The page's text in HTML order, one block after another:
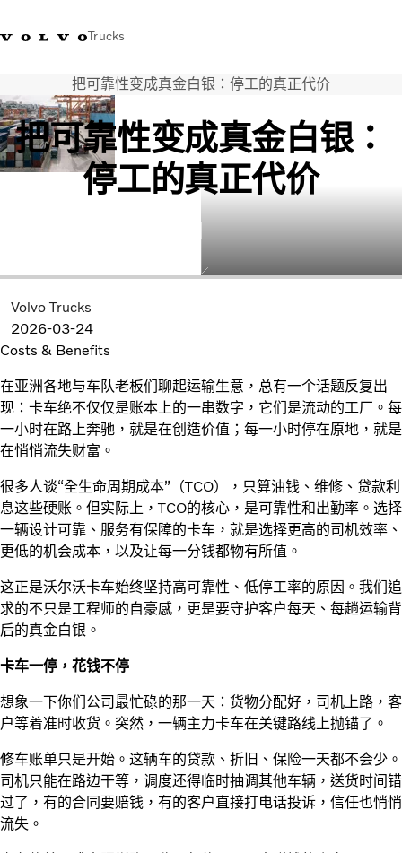
Trucks
WhatsApp 3713 1738售服專線 3713 1788 Volvo Trucks 商店查找經銷商
運輸解決方案
貨車
IAL 電子報
下載專區
把可靠性变成真金白银：停工的真正代价
把可靠性变成真金白银：
停工的真正代价
Volvo Trucks
2026-03-24
Costs & Benefits
在亚洲各地与车队老板们聊起运输生意，总有一个话题反复出
现：卡车绝不仅仅是账本上的一串数字，它们是流动的工厂。每
一小时在路上奔驰，就是在创造价值；每一小时停在原地，就是
在悄悄流失财富。
很多人谈“全生命周期成本”（TCO），只算油钱、维修、贷款利
息这些硬账。但实际上，TCO的核心，是可靠性和出勤率。选择
一辆设计可靠、服务有保障的卡车，就是选择更高的司机效率、
更低的机会成本，以及让每一分钱都物有所值。
这正是沃尔沃卡车始终坚持高可靠性、低停工率的原因。我们追
求的不只是工程师的自豪感，更是要守护客户每天、每趟运输背
后的真金白银。
卡车一停，花钱不停
想象一下你们公司最忙碌的那一天：货物分配好，司机上路，客
户等着准时收货。突然，一辆主力卡车在关键路线上抛锚了。
修车账单只是开始。这辆车的贷款、折旧、保险一天都不会少。
司机只能在路边干等，调度还得临时抽调其他车辆，送货时间错
过了，有的合同要赔钱，有的客户直接打电话投诉，信任也悄悄
流失。